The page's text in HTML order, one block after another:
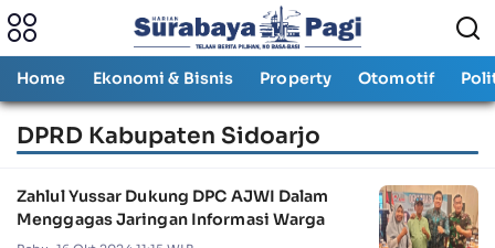
Home Ekonomi & Bisnis Property Otomotif
DPRD Kabupaten Sidoarjo
Zahlul Yussar Dukung DPC AJWI Dalam
Menggagas Jaringan Informasi Warga